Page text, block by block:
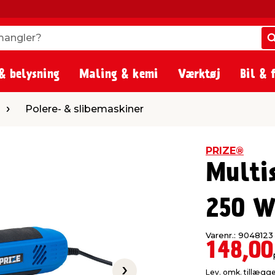
belysning Maling & kemi Værktøj Bil &
slibemaskiner
Polere- & slibemaskiner
PRIZE®
250
Varenr.: 9048123
148,00
Lev. omk.